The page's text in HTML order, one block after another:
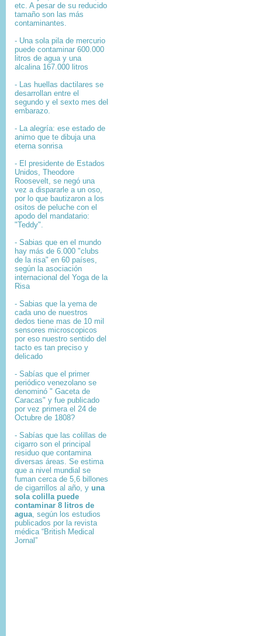
etc. A pesar de su reducido
tamaño son las más
contaminantes.
- Una sola pila de mercurio
puede contaminar 600.000
litros de agua y una
alcalina 167.000 litros
- Las huellas dactilares se
desarrollan entre el
segundo y el sexto mes del
embarazo.
- La alegría: ese estado de
animo que te dibuja una
eterna sonrisa
- El presidente de Estados
Unidos, Theodore
Roosevelt, se negó una
vez a dispararle a un oso,
por lo que bautizaron a los
ositos de peluche con el
apodo del mandatario:
"Teddy".
- Sabias que en el mundo
hay más de 6.000 "clubs
de la risa" en 60 países,
según la asociación
internacional del Yoga de la
Risa
- Sabias que la yema de
cada uno de nuestros
dedos tiene mas de 10 mil
sensores microscopicos
por eso nuestro sentido del
tacto es tan preciso y
delicado
- Sabías que el primer
periódico venezolano se
denominó " Gaceta de
Caracas" y fue publicado
por vez primera el 24 de
Octubre de 1808?
- Sabías que l as colillas de
cigarro son el principal
residuo que contamina
diversas áreas. Se estima
que a nivel mundial se
fuman cerca de 5,6 billones
de cigarrillos al año, y una
sola colilla puede
contaminar 8 litros de
agua, según los estudios
publicados por la revista
médica “British Medical
Jornal”